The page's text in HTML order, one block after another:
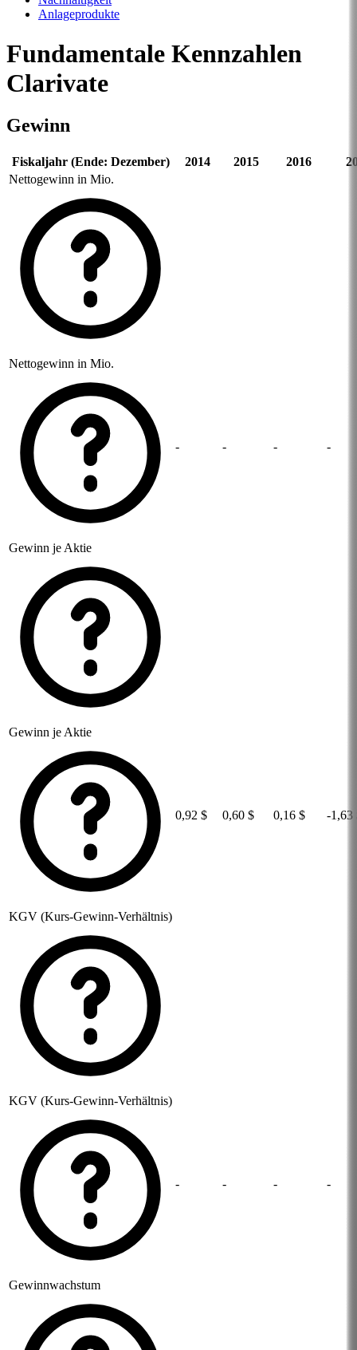
Anlageprodukte
Fundamentale Kennzahlen
Clarivate
Gewinn
Fiskaljahr (Ende: Dezember) 2014 2015 2016
Nettogewinn in Mio.
Nettogewinn in Mio.
- - - -
Gewinn je Aktie
Gewinn je Aktie
0,92 $ 0,60 $ 0,16 $ -1,63
KGV (Kurs-Gewinn-Verhältnis)
KGV (Kurs-Gewinn-Verhältnis)
- - - -
Gewinnwachstum